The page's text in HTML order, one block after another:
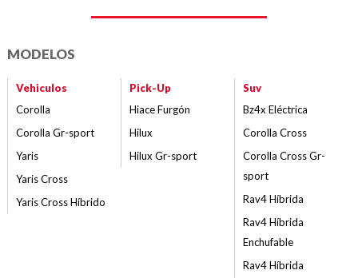
MODELOS
Vehiculos
Corolla
Corolla Gr-sport
Yaris
Yaris Cross
Yaris Cross Híbrido
Pick-Up
Hiace Furgón
Hilux
Hilux Gr-sport
Suv
Bz4x Eléctrica
Corolla Cross
Corolla Cross Gr-
sport
Rav4 Híbrida
Rav4 Híbrida
Enchufable
Rav4 Híbrida